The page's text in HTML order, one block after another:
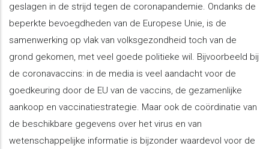
geslagen in de strijd tegen de coronapandemie. Ondanks de
beperkte bevoegdheden van de Europese Unie, is de
samenwerking op vlak van volksgezondheid toch van de
grond gekomen, met veel goede politieke wil. Bijvoorbeeld bij
de coronavaccins: in de media is veel aandacht voor de
goedkeuring door de EU van de vaccins, de gezamenlijke
aankoop en vaccinatiestrategie. Maar ook de coördinatie van
de beschikbare gegevens over het virus en van
wetenschappelijke informatie is bijzonder waardevol voor de